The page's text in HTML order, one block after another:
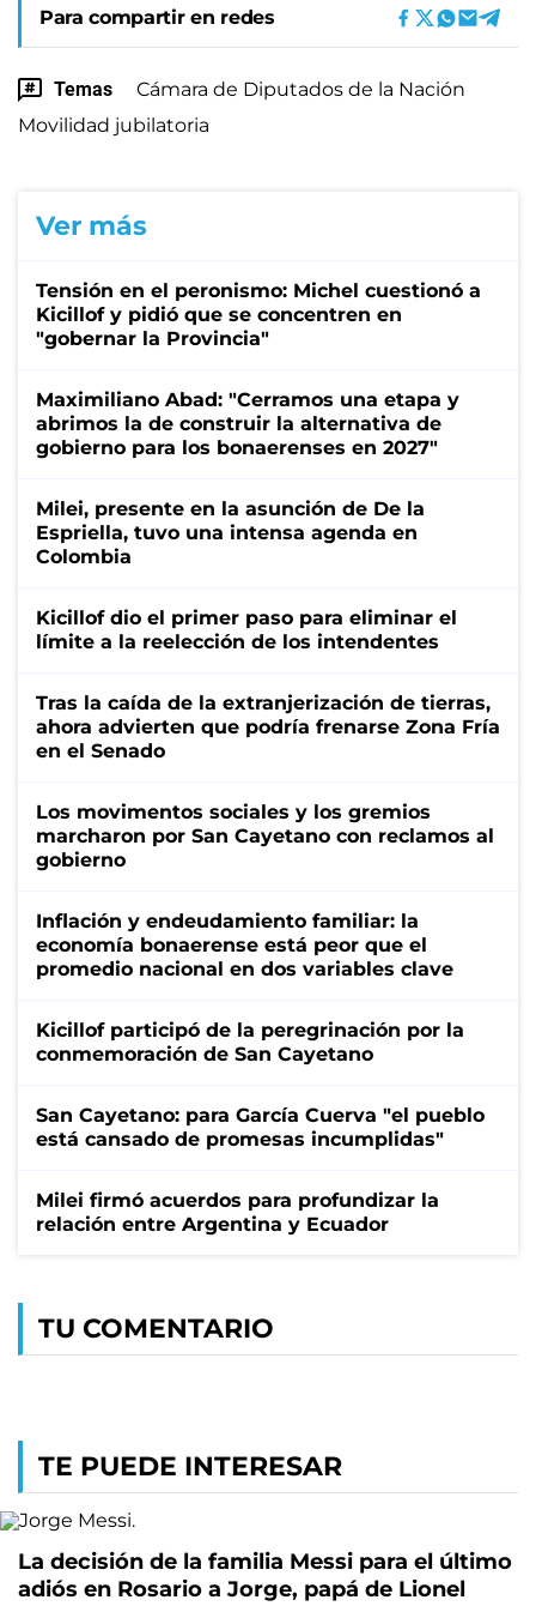
Para compartir en redes
Temas
Cámara de Diputados de la Nación
Movilidad jubilatoria
Ver más
Tensión en el peronismo: Michel cuestionó a
Kicillof y pidió que se concentren en
"gobernar la Provincia"
Maximiliano Abad: "Cerramos una etapa y
abrimos la de construir la alternativa de
gobierno para los bonaerenses en 2027"
Milei, presente en la asunción de De la
Espriella, tuvo una intensa agenda en
Colombia
Kicillof dio el primer paso para eliminar el
límite a la reelección de los intendentes
Tras la caída de la extranjerización de tierras,
ahora advierten que podría frenarse Zona Fría
en el Senado
Los movimentos sociales y los gremios
marcharon por San Cayetano con reclamos al
gobierno
Inflación y endeudamiento familiar: la
economía bonaerense está peor que el
promedio nacional en dos variables clave
Kicillof participó de la peregrinación por la
conmemoración de San Cayetano
San Cayetano: para García Cuerva "el pueblo
está cansado de promesas incumplidas"
Milei firmó acuerdos para profundizar la
relación entre Argentina y Ecuador
TU COMENTARIO
TE PUEDE INTERESAR
La decisión de la familia Messi para el último
adiós en Rosario a Jorge, papá de Lionel